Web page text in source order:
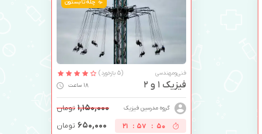
چله تابستون
فنی‌ومهندسی (5 بازخورد)
فیزیک 1 و 2 18 ساعت
گروه مدرسین فیزیک ۱,۱۵۰,۰۰۰ تومان
49
:
57
:
21 ۶۵۰,۰۰۰ تومان